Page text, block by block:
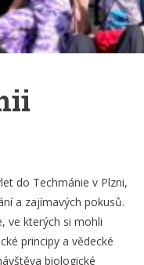
do Techmánie v Plzni,
a zajímavých pokusů.
ve kterých si mohli
principy a vědecké
biologické